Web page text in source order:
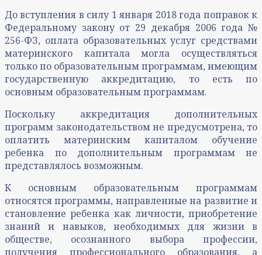
До вступления в силу 1 января 2018 года поправок к
Федеральному закону от 29 декабря 2006 года №
256-ФЗ, оплата образовательных услуг средствами
материнского капитала могла осуществляться
только по образовательным программам, имеющим
государственную аккредитацию, то есть по
основным образовательным программам.
Поскольку аккредитация дополнительных
программ законодательством не предусмотрена, то
оплатить материнским капиталом обучение
ребенка по дополнительным программам не
представлялось возможным.
К основным образовательным программам
относятся программы, направленные на развитие и
становление ребенка как личности, приобретение
знаний и навыков, необходимых для жизни в
обществе, осознанного выбора профессии,
получения профессионального образования, а